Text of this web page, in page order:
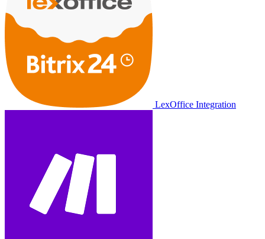
LexOffice Integration